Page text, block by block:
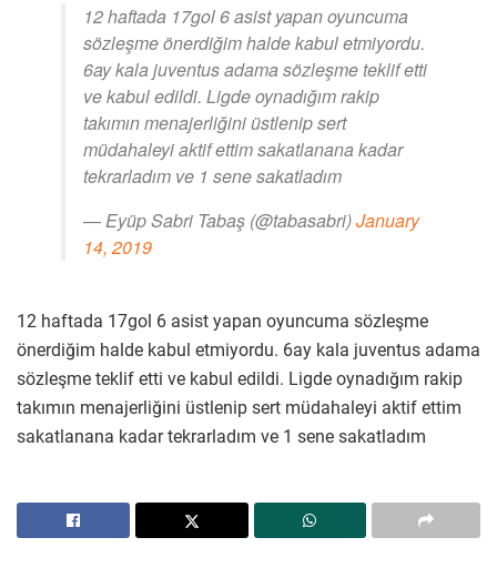
12 haftada 17gol 6 asist yapan oyuncuma
sözleşme önerdiğim halde kabul etmiyordu.
6ay kala juventus adama sözleşme teklif etti
ve kabul edildi. Ligde oynadığım rakip
takımın menajerliğini üstlenip sert
müdahaleyi aktif ettim sakatlanana kadar
tekrarladım ve 1 sene sakatladım
— Eyüp Sabri Tabaş (@tabasabri)January
14, 2019
12 haftada 17gol 6 asist yapan oyuncuma sözleşme
önerdiğim halde kabul etmiyordu. 6ay kala juventus adama
sözleşme teklif etti ve kabul edildi. Ligde oynadığım rakip
takımın menajerliğini üstlenip sert müdahaleyi aktif ettim
sakatlanana kadar tekrarladım ve 1 sene sakatladım